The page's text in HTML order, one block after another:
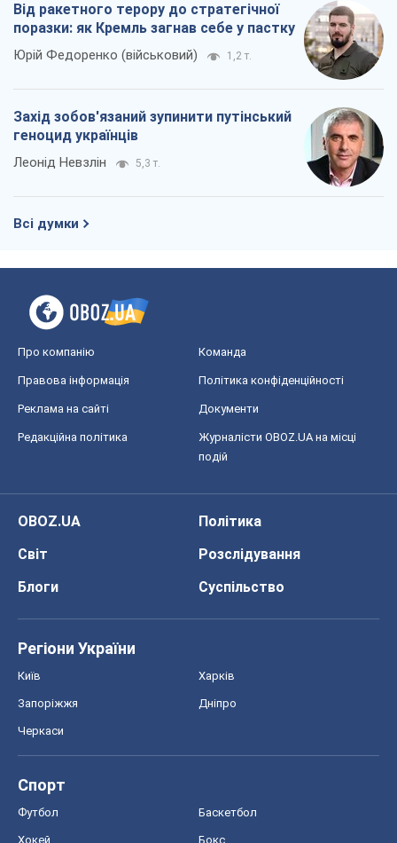
Від ракетного терору до стратегічної
поразки: як Кремль загнав себе у пастку
Юрій Федоренко (військовий) 1,2 т.
Захід зобов'язаний зупинити путінський
геноцид українців
Леонід Невзлін 5,3 т.
Всі думки
Про компанію Команда
Правова інформація Політика конфіденційності
Реклама на сайті Документи
Редакційна політика
Журналісти OBOZ.UA на місці
подій
OBOZ.UA
Політика
Світ
Розслідування
Блоги
Суспільство
Регіони України
Київ Харків
Запоріжжя Дніпро
Черкаси
Спорт
Футбол Баскетбол
Хокей Бокс